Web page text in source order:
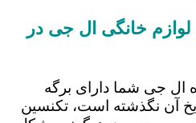
خانگی ال جی در
ال جی شما دارای برگه
آن نگذشته است، تکنسین